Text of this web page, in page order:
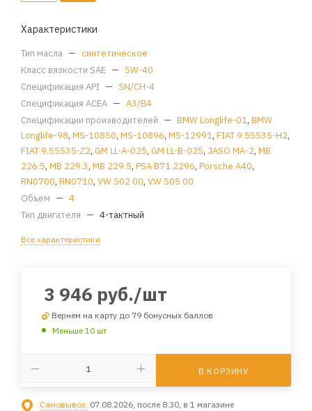
Характеристики
Тип масла — синтетическое
Класс вязкости SAE — 5W-40
Спецификация API — SN/CH-4
Спецификация ACEA — A3/B4
Спецификации производителей — BMW Longlife-01, BMW
Longlife-98, MS-10850, MS-10896, MS-12991, FIAT 9.55535-H2,
FIAT 9.55535-Z2, GM LL-A-025, GM LL-B-025, JASO MA-2, MB
226.5, MB 229.3, MB 229.5, PSA B71 2296, Porsche A40,
RN0700, RN0710, VW 502 00, VW 505 00
Объем — 4
Тип двигателя — 4-тактный
Все характеристики
3 946 руб./шт
Вернем на карту до 79 бонусных баллов
Меньше 10 шт
В КОРЗИНУ
Самовывоз: 07.08.2026, после 8:30, в 1 магазине